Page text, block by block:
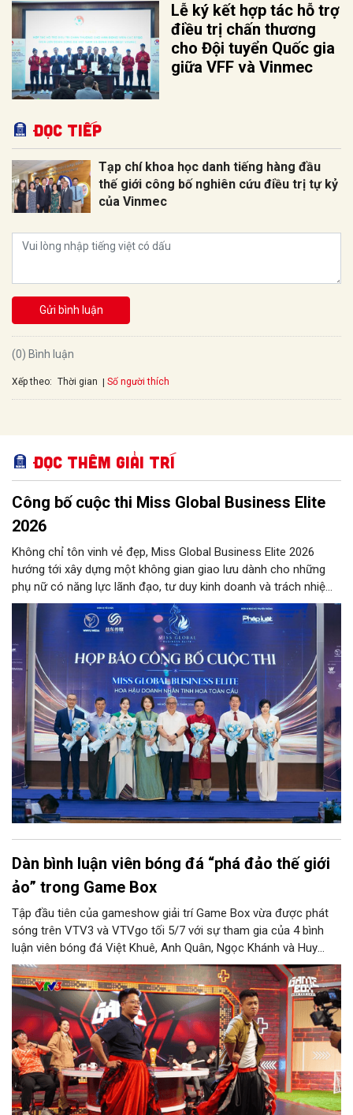
Lễ ký kết hợp tác hỗ trợ
điều trị chấn thương
cho Đội tuyển Quốc gia
giữa VFF và Vinmec
Đọc tiếp
Tạp chí khoa học danh tiếng hàng đầu
thế giới công bố nghiên cứu điều trị tự kỷ
của Vinmec
Gửi bình luận
(0) Bình luận
Xếp theo: Thời gian Số người thích
Đọc thêm Giải trí
Công bố cuộc thi Miss Global Business Elite
2026
Không chỉ tôn vinh vẻ đẹp, Miss Global Business Elite 2026
hướng tới xây dựng một không gian giao lưu dành cho những
phụ nữ có năng lực lãnh đạo, tư duy kinh doanh và trách nhiệm
với cộng đồng. Cuộc thi dự kiến quy tụ nữ doanh nhân đến từ
nhiều quốc gia, kết hợp các hoạt động văn hóa, nghệ thuật và
xúc tiến thương mại quốc tế.
Dàn bình luận viên bóng đá “phá đảo thế giới
ảo” trong Game Box
Tập đầu tiên của gameshow giải trí Game Box vừa được phát
sóng trên VTV3 và VTVgo tối 5/7 với sự tham gia của 4 bình
luận viên bóng đá Việt Khuê, Anh Quân, Ngọc Khánh và Huy
Phước. Với chủ đề “Khởi động World Cup - Phá đảo thế giới ảo”,
chương trình do ê-kíp Ban Văn hóa - Giải trí của VTV thực hiện
đưa các khách mời trải qua những thử thách vận động, đấu trí
và trò chơi điện tử, đồng thời chia sẻ những câu chuyện phía
sau cabin bình luận.